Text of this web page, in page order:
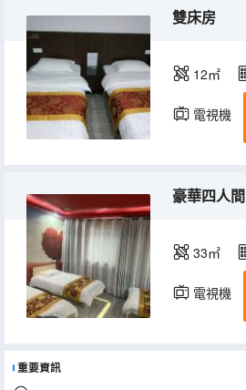
雙床房
12㎡
電視機
豪華四人間
33㎡
電視機
重要資訊